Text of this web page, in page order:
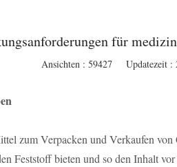
für
Ansichten : 59427 Updatezeit :
zum Verpacken und Verkaufen
Feststoff bieten und so den Inhalt